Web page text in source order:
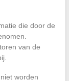
die door de
van de
worden